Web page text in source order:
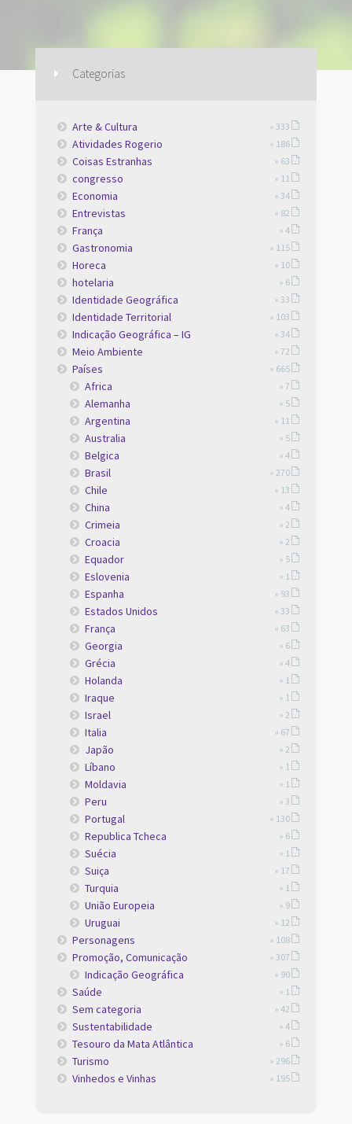
Categorias
Arte & Cultura » 333
Atividades Rogerio » 186
Coisas Estranhas » 63
congresso » 11
Economia » 34
Entrevistas » 82
França » 4
Gastronomia » 115
Horeca » 10
hotelaria » 6
Identidade Geográfica » 33
Identidade Territorial » 103
Indicação Geográfica – IG » 34
Meio Ambiente » 72
Países » 665
Africa » 7
Alemanha » 5
Argentina » 11
Australia » 5
Belgica » 4
Brasil » 270
Chile » 13
China » 4
Crimeia » 2
Croacia » 2
Equador » 5
Eslovenia » 1
Espanha » 93
Estados Unidos » 33
França » 63
Georgia » 6
Grécia » 4
Holanda » 1
Iraque » 1
Israel » 2
Italia » 67
Japão » 2
Líbano » 1
Moldavia » 1
Peru » 3
Portugal » 130
Republica Tcheca » 6
Suécia » 1
Suiça » 17
Turquia » 1
União Europeia » 9
Uruguai » 12
Personagens » 108
Promoção, Comunicação » 307
Indicação Geográfica » 90
Saúde » 1
Sem categoria » 42
Sustentabilidade » 4
Tesouro da Mata Atlântica » 6
Turismo » 296
Vinhedos e Vinhas » 195